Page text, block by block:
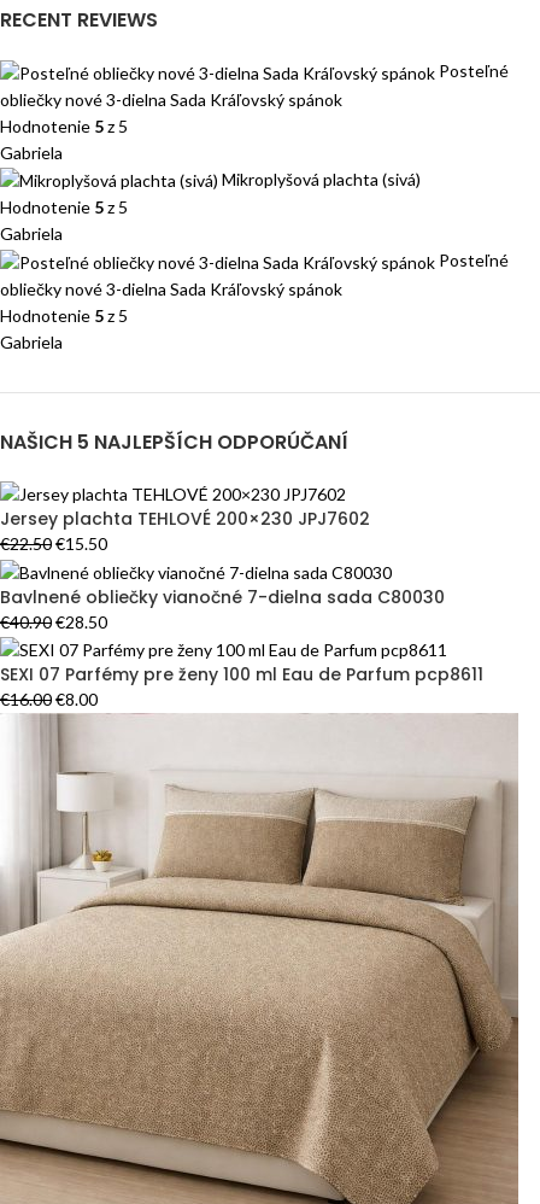
RECENT REVIEWS
Posteľné
obliečky nové 3-dielna Sada Kráľovský spánok
Hodnotenie 5z 5
Gabriela
Mikroplyšová plachta (sivá)
Hodnotenie 5z 5
Gabriela
Posteľné
obliečky nové 3-dielna Sada Kráľovský spánok
Hodnotenie 5z 5
Gabriela
NAŠICH 5 NAJLEPŠÍCH ODPORÚČANÍ
Jersey plachta TEHLOVÉ 200×230 JPJ7602
€22.50€15.50
Bavlnené obliečky vianočné 7-dielna sada C80030
€40.90€28.50
SEXI 07 Parfémy pre ženy 100 ml Eau de Parfum pcp8611
€16.00€8.00